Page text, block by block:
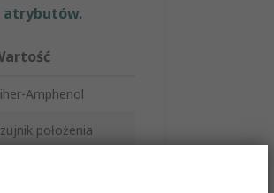
atrybutów.
Amphenol
położenia